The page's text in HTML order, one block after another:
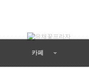
카페